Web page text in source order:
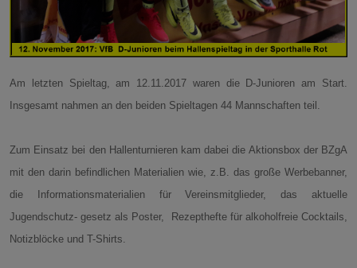
Am letzten Spieltag, am 12.11.2017 waren die D-Junioren am Start.
Insgesamt nahmen an den beiden Spieltagen 44 Mannschaften teil.
Zum Einsatz bei den Hallenturnieren kam dabei die Aktionsbox der BZgA
mit den darin befindlichen Materialien wie, z.B. das große Werbebanner,
die Informationsmaterialien für Vereinsmitglieder, das aktuelle
Jugendschutz- gesetz als Poster,
Rezepthefte für alkoholfreie Cocktails,
Notizblöcke und T-Shirts.